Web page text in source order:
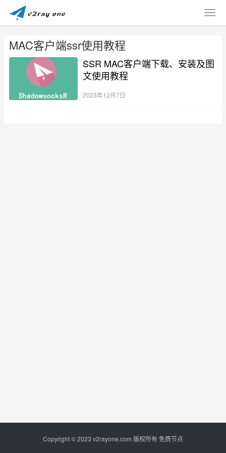
MAC客户端ssr使用教程
SSR MAC客户端下载、安装及图
文使用教程
2023年12月7日
Copyright © 2023 v2rayone.com 版权所有 免费节点